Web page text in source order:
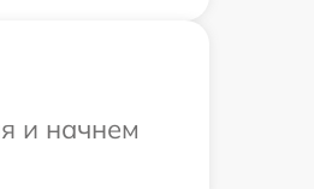
и начнем